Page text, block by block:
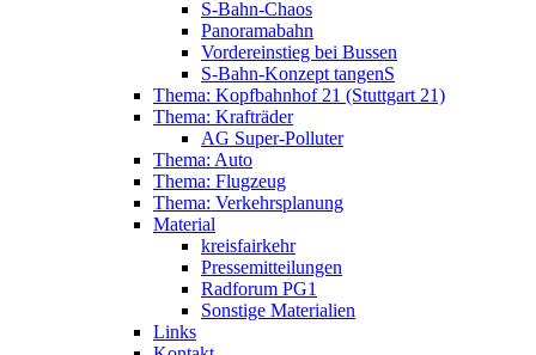
S-Bahn-Chaos
Panoramabahn
Vordereinstieg bei Bussen
S-Bahn-Konzept tangenS
Thema: Kopfbahnhof 21 (Stuttgart 21)
Thema: Krafträder
AG Super-Polluter
Thema: Auto
Thema: Flugzeug
Thema: Verkehrsplanung
Material
kreisfairkehr
Pressemitteilungen
Radforum PG1
Sonstige Materialien
Links